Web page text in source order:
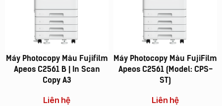
Máy Photocopy Màu Fujifilm
Apeos C2561 B | In Scan
Copy A3
Liên hệ
Máy Photocopy Màu FujiFilm
Apeos C2561 (Model: CPS-
ST)
Liên hệ